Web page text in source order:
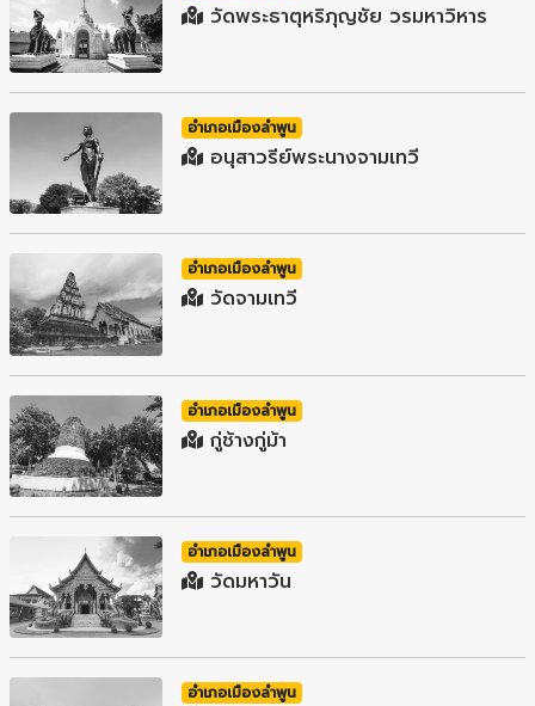
วัดพระธาตุหริภุญชัย วรมหาวิหาร
อำเภอเมืองลำพูน
อนุสาวรีย์พระนางจามเทวี
อำเภอเมืองลำพูน
วัดจามเทวี
อำเภอเมืองลำพูน
กู่ช้างกู่ม้า
อำเภอเมืองลำพูน
วัดมหาวัน
อำเภอเมืองลำพูน